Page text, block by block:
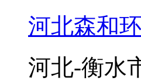
河北森和
河北-衡水